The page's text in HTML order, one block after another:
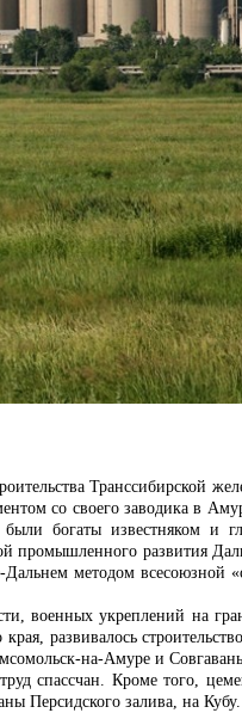
Транссибирской
со своего заводика в
богаты известняком и
промышленного развития
методом всесоюзной
военных укреплений на
развивалось
на-Амуре и
спассчан. Кроме того,
Персидского залива, на Кубу.